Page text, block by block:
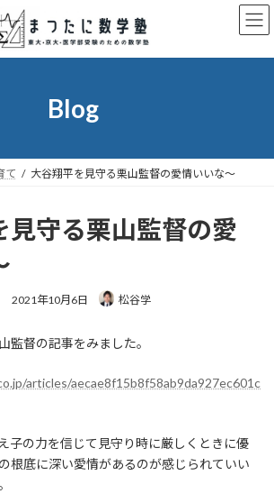
Blog
て 大谷翔平を見守る栗山監督の愛情いいな〜
見守る栗山監督の愛
最
新
時
:
2021年10月6日 松谷学
監督の記事をみました。
articles/aecae8f15b8f58ab9da927ec601c
子の力を信じて見守り時に厳しくときに優
根底に深い愛情があるのが感じられていい